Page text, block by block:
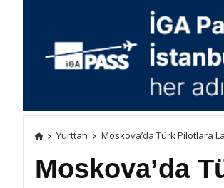
Yurttan Moskova’da Türk Pilotlara
Moskova’da